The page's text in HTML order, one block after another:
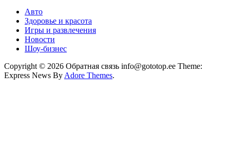
Авто
Здоровье и красота
Игры и развлечения
Новости
Шоу-бизнес
Copyright © 2026 Обратная связь info@gototop.ee Theme:
Express News By Adore Themes.